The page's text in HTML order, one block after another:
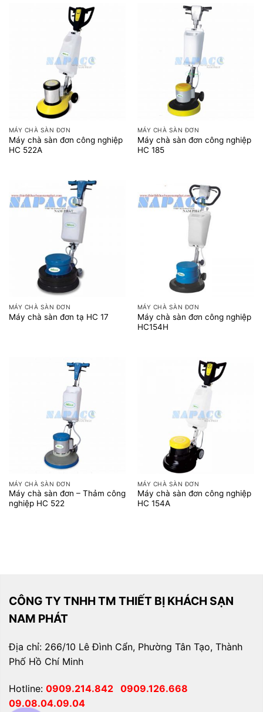
MÁY CHÀ SÀN ĐƠN
Máy chà sàn đơn công nghiệp
HC 522A
MÁY CHÀ SÀN ĐƠN
Máy chà sàn đơn công nghiệp
HC 185
MÁY CHÀ SÀN ĐƠN
Máy chà sàn đơn tạ HC 17
MÁY CHÀ SÀN ĐƠN
Máy chà sàn đơn công nghiệp
HC154H
MÁY CHÀ SÀN ĐƠN
Máy chà sàn đơn – Thảm công
nghiệp HC 522
MÁY CHÀ SÀN ĐƠN
Máy chà sàn đơn công nghiệp
HC 154A
CÔNG TY TNHH TM THIẾT BỊ KHÁCH SẠN
NAM PHÁT
Địa chỉ: 266/10 Lê Đình Cẩn, Phường Tân Tạo, Thành
Phố Hồ Chí Minh
Hotline: 0909.214.842 0909.126.668
09.08.04.09.04